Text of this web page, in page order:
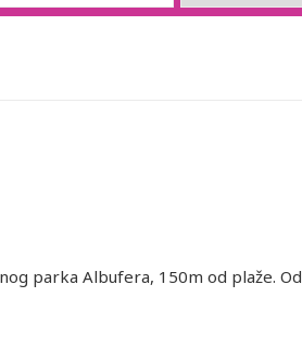
parka Albufera, 150m od plaže. Od